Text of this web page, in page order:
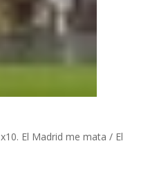
x10. El Madrid me mata / El